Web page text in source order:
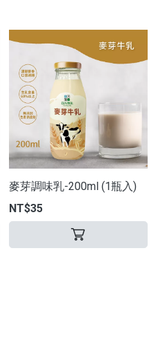
麥芽調味乳-200ml (1瓶入)
NT$35